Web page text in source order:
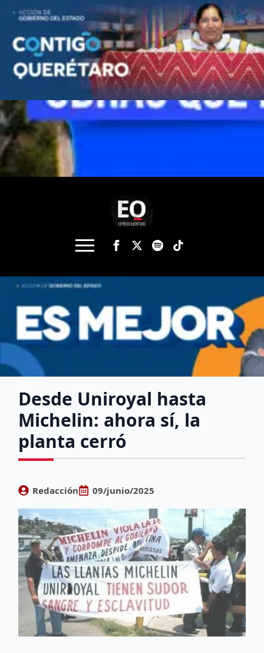
Desde Uniroyal hasta
Michelin: ahora sí, la
planta cerró
Redacción 09/junio/2025